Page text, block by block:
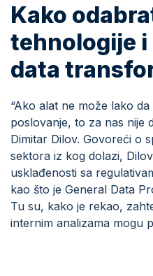
Kako
tehnologije
data
“Ako alat ne može lako
poslovanje, to za nas nije
Dimitar Dilov. Govoreći o
sektora iz kog dolazi,
usklađenosti sa
kao što je General Data
Tu su, kako je rekao,
internim analizama mogu